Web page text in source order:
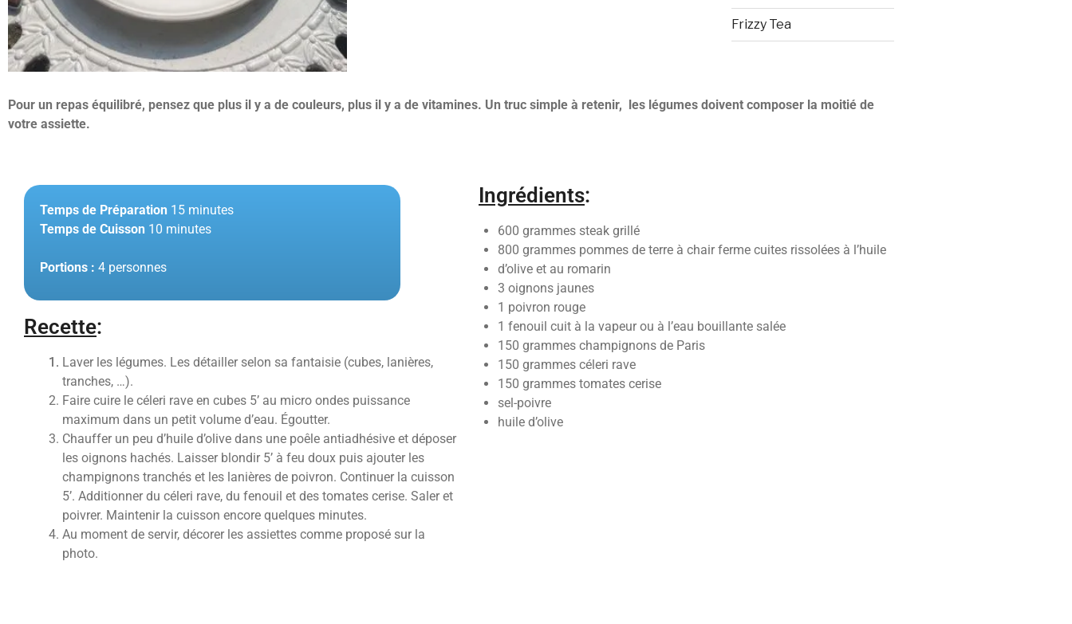
Frizzy Tea
Pour un repas équilibré, pensez que plus il y a de couleurs, plus il y a de vitamines. Un truc simple à retenir, les légumes doivent composer la moitié de
votre assiette.
Temps de Préparation 15 minutes
Temps de Cuisson 10 minutes
Portions : 4 personnes
Recette:
Laver les légumes. Les détailler selon sa fantaisie (cubes, lanières,
tranches, …).
Faire cuire le céleri rave en cubes 5’ au micro ondes puissance
maximum dans un petit volume d’eau. Égoutter.
Chauffer un peu d’huile d’olive dans une poêle antiadhésive et déposer
les oignons hachés. Laisser blondir 5’ à feu doux puis ajouter les
champignons tranchés et les lanières de poivron. Continuer la cuisson
5’. Additionner du céleri rave, du fenouil et des tomates cerise. Saler et
poivrer. Maintenir la cuisson encore quelques minutes.
Au moment de servir, décorer les assiettes comme proposé sur la
photo.
Ingrédients:
600 grammes steak grillé
800 grammes pommes de terre à chair ferme cuites rissolées à l’huile
d’olive et au romarin
3 oignons jaunes
1 poivron rouge
1 fenouil cuit à la vapeur ou à l’eau bouillante salée
150 grammes champignons de Paris
150 grammes céleri rave
150 grammes tomates cerise
sel-poivre
huile d’olive